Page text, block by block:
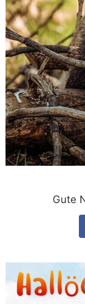
Gute